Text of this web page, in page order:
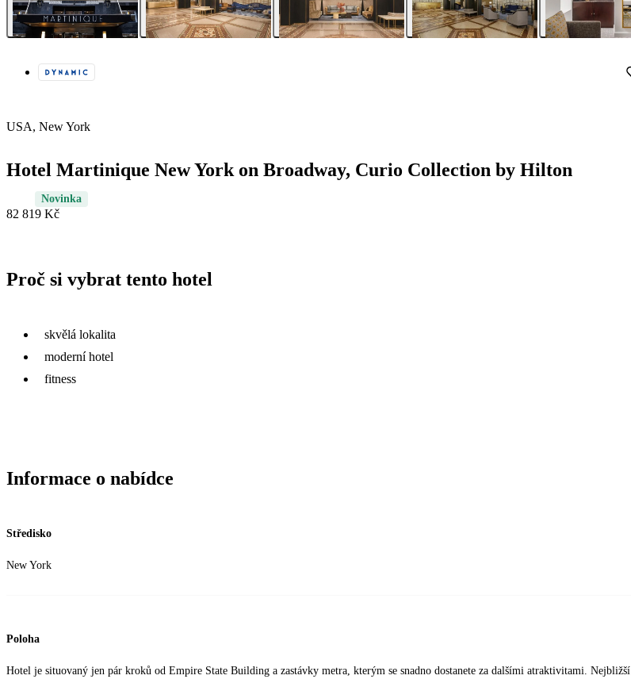
USA, New York
Hotel Martinique New York on Broadway, Curio Collection by Hilton
Novinka
82 819 Kč
Proč si vybrat tento hotel
skvělá lokalita
moderní hotel
fitness
Informace o nabídce
Středisko
New York
Poloha
Hotel je situovaný jen pár kroků od Empire State Building a zastávky metra, kterým se snadno dostanete za dalšími atraktivitami. Nejbližší